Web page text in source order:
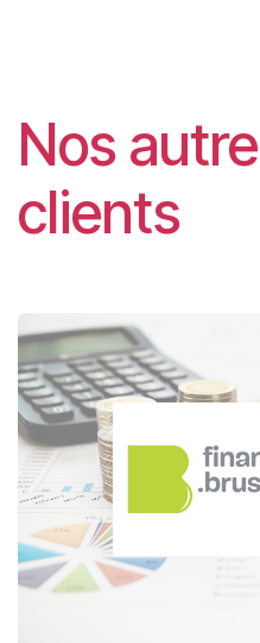
Nos
clients